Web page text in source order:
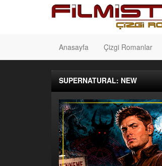
Anasayfa Çizgi Romanlar
SUPERNATURAL: NEW